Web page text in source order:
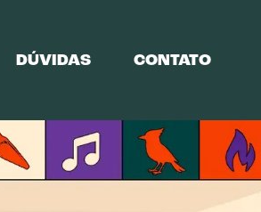
DÚVIDAS CONTATO